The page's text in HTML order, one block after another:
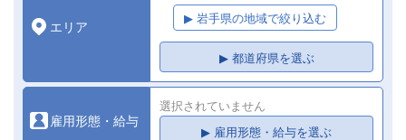
エリア
▶ 岩手県の地域で絞り込む
▶ 都道府県を選ぶ
雇用形態・給与
選択されていません
▶ 雇用形態・給与を選ぶ